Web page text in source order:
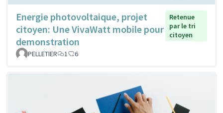
Energie photovoltaique, projet
citoyen: Une VivaWatt mobile pour
demonstration
Retenue
par le tri
citoyen
PELLETIER 1 6